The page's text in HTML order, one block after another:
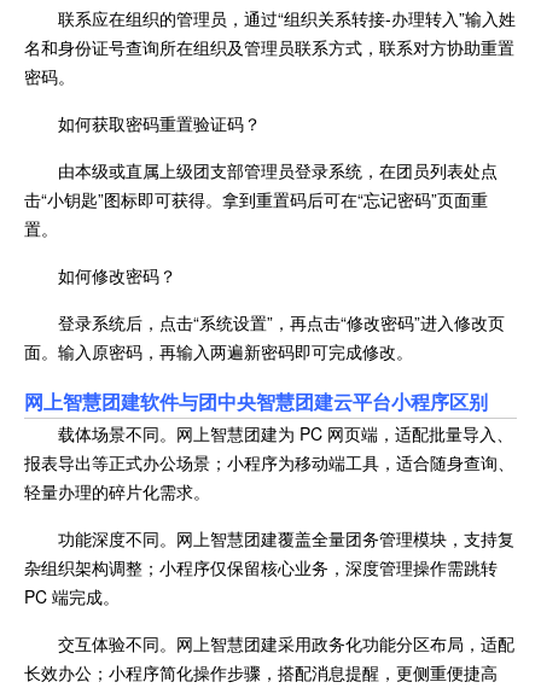
联系应在组织的管理员，通过“组织关系转接-办理转入”输入姓
名和身份证号查询所在组织及管理员联系方式，联系对方协助重置
密码。
如何获取密码重置验证码？
由本级或直属上级团支部管理员登录系统，在团员列表处点
击“小钥匙”图标即可获得。拿到重置码后可在“忘记密码”页面重
置。
如何修改密码？
登录系统后，点击“系统设置”，再点击“修改密码”进入修改页
面。输入原密码，再输入两遍新密码即可完成修改。
网上智慧团建软件与团中央智慧团建云平台小程序区别
载体场景不同。网上智慧团建为 PC 网页端，适配批量导入、
报表导出等正式办公场景；小程序为移动端工具，适合随身查询、
轻量办理的碎片化需求。
功能深度不同。网上智慧团建覆盖全量团务管理模块，支持复
杂组织架构调整；小程序仅保留核心业务，深度管理操作需跳转
PC 端完成。
交互体验不同。网上智慧团建采用政务化功能分区布局，适配
长效办公；小程序简化操作步骤，搭配消息提醒，更侧重便捷高